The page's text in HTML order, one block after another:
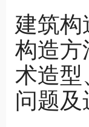
建筑构
构造方
术造型
问题